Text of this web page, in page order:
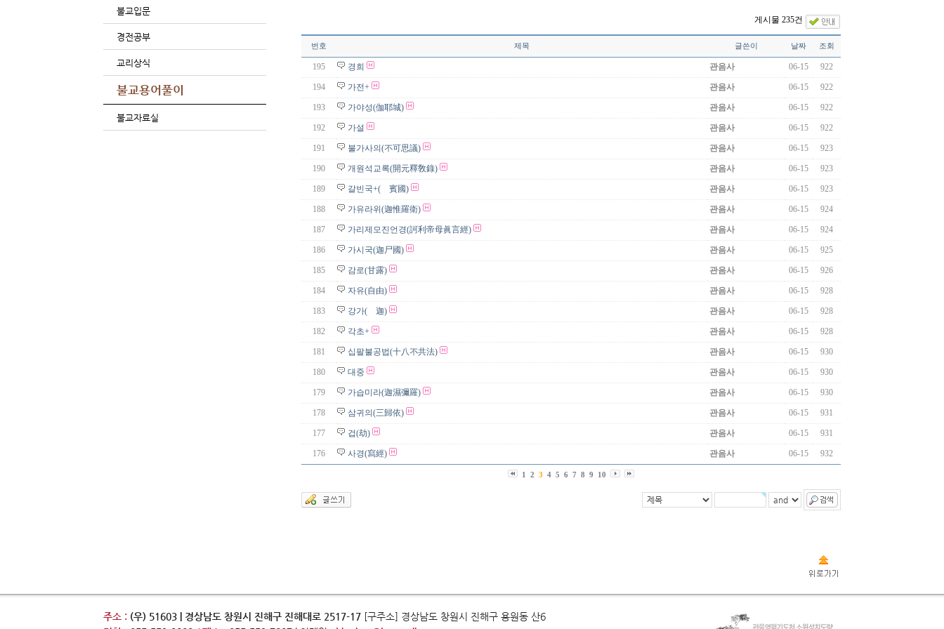
불교입문
경전공부
교리상식
불교용어풀이
불교자료실
게시물 235건
번호 제목 글쓴이 날짜 조회
195 경희 관음사 06-15 922
194 가전+ 관음사 06-15 922
193 가야성(伽耶城) 관음사 06-15 922
192 가설 관음사 06-15 922
191 불가사의(不可思議) 관음사 06-15 923
190 개원석교록(開元釋敎錄) 관음사 06-15 923
189 갈빈국+( 賓國) 관음사 06-15 923
188 가유라위(迦惟羅衛) 관음사 06-15 924
187 가리제모진언경(訶利帝母眞言經) 관음사 06-15 924
186 가시국(迦尸國) 관음사 06-15 925
185 감로(甘露) 관음사 06-15 926
184 자유(自由) 관음사 06-15 928
183 강가( 迦) 관음사 06-15 928
182 각초+ 관음사 06-15 928
181 십팔불공법(十八不共法) 관음사 06-15 930
180 대중 관음사 06-15 930
179 가습미라(迦濕彌羅) 관음사 06-15 930
178 삼귀의(三歸依) 관음사 06-15 931
177 겁(劫) 관음사 06-15 931
176 사경(寫經) 관음사 06-15 932
1 2 3 4 5 6 7 8 9 10
주소 : (우) 51603 | 경상남도 창원시 진해구 진해대로 2517-17 [구주소] 경상남도 창원시 진해구 용원동 산6